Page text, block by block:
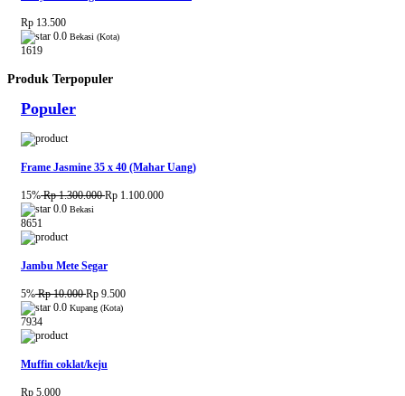
Rp 13.500
0.0 Bekasi (Kota)
1619
Produk Terpopuler
Populer
Frame Jasmine 35 x 40 (Mahar Uang)
15%Rp 1.300.000Rp 1.100.000
0.0 Bekasi
8651
Jambu Mete Segar
5%Rp 10.000Rp 9.500
0.0 Kupang (Kota)
7934
Muffin coklat/keju
Rp 5.000